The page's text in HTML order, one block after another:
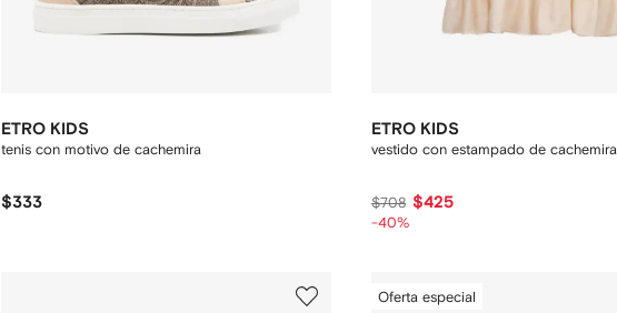
ETRO KIDS
tenis con motivo de cachemira
$333
ETRO KIDS
vestido con estampado de cachemira
$708 $425
-40%
Oferta especial